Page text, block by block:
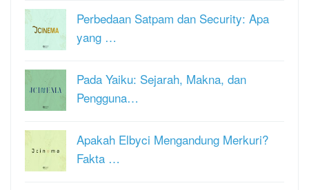
Perbedaan Satpam dan Security: Apa
yang …
Pada Yaiku: Sejarah, Makna, dan
Pengguna…
Apakah Elbyci Mengandung Merkuri?
Fakta …